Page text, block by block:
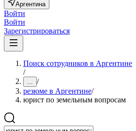
Аргентина
Войти
Войти
Зарегистрироваться
Поиск сотрудников в Аргентине
/
... /
резюме в Аргентине/
юрист по земельным вопросам